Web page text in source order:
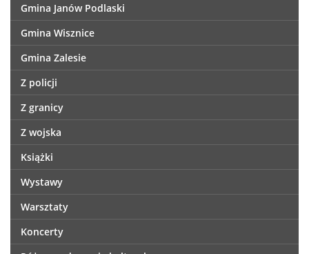
Gmina Janów Podlaski
Gmina Wisznice
Gmina Zalesie
Z policji
Z granicy
Z wojska
Książki
Wystawy
Warsztaty
Koncerty